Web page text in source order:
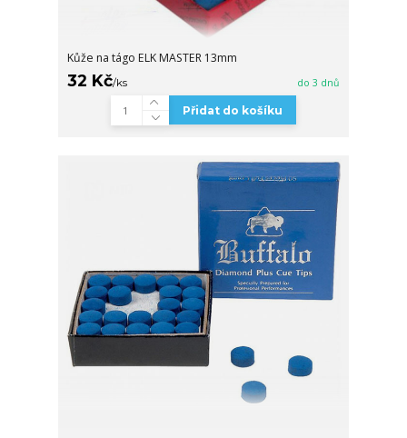
Kůže na tágo ELK MASTER 13mm
32 Kč/ks do 3 dnů
Přidat do košíku